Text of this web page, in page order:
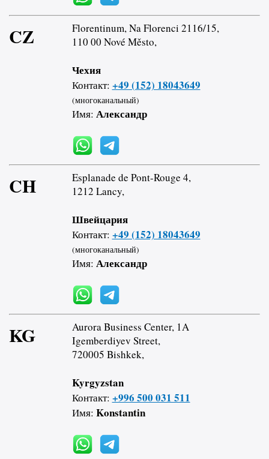
CZ
Florentinum, Na Florenci 2116/15,
110 00 Nové Město,
Чехия
Контакт: +49 (152) 18043649
(многоканальный)
Имя: Александр
CH
Esplanade de Pont-Rouge 4,
1212 Lancy,
Швейцария
Контакт: +49 (152) 18043649
(многоканальный)
Имя: Александр
KG
Aurora Business Center, 1A
Igemberdiyev Street,
720005 Bishkek,
Kyrgyzstan
Контакт: +996 500 031 511
Имя: Konstantin